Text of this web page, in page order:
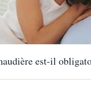
est-il